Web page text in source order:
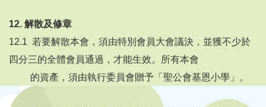
12. 解散及修章
12.1 若要解散本會，須由特別會員大會議決，並獲不少於
四分三的全體會員通過，才能生效。所有本會
的資產，須由執行委員會贈予「聖公會基恩小學」。